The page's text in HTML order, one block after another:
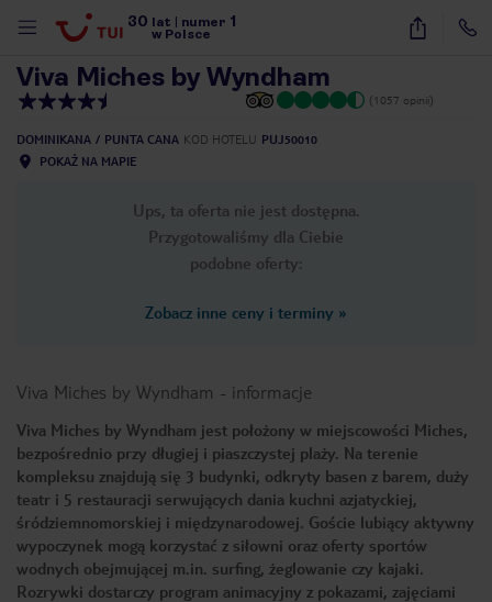
30 lat numer 1
w Polsce
20
Viva Miches by Wyndham
(1057 opinii)
DOMINIKANA PUNTA CANA KOD HOTELU PUJ50010
POKAŻ NA MAPIE
Ups, ta oferta nie jest dostępna.
Przygotowaliśmy dla Ciebie
podobne oferty:
Zobacz inne ceny i terminy »
Viva Miches by Wyndham - informacje
Viva Miches by Wyndham jest położony w miejscowości Miches,
bezpośrednio przy długiej i piaszczystej plaży. Na terenie
kompleksu znajdują się 3 budynki, odkryty basen z barem, duży
teatr i 5 restauracji serwujących dania kuchni azjatyckiej,
śródziemnomorskiej i międzynarodowej. Goście lubiący aktywny
wypoczynek mogą korzystać z siłowni oraz oferty sportów
wodnych obejmującej m.in. surfing, żeglowanie czy kajaki.
Rozrywki dostarczy program animacyjny z pokazami, zajęciami